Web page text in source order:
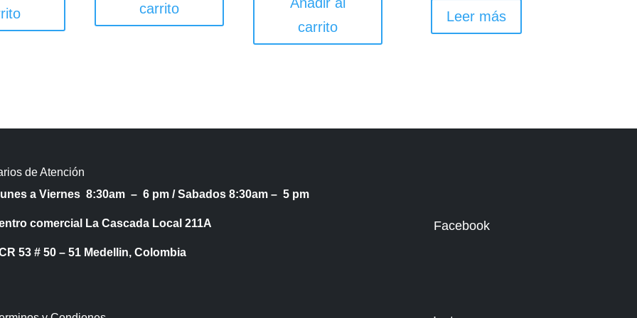
carrito
carrito
Leer más
de Atención
a Viernes 8:30am – 6 pm /Sabados 8:30am – 5 pm
comercial La Cascada Local 211A
53 # 50 – 51 Medellin, Colombia
Facebook